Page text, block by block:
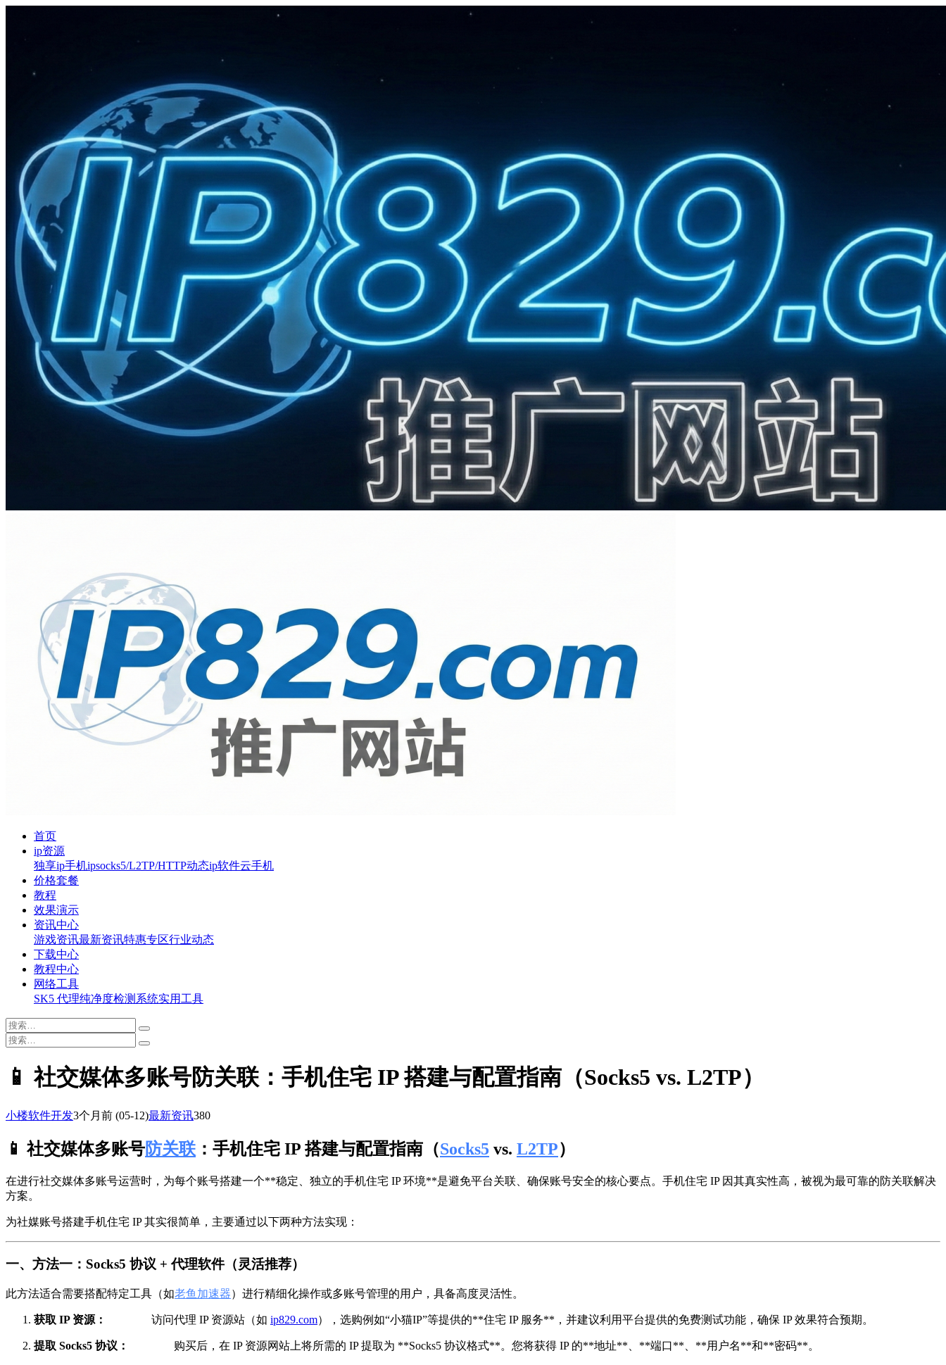
首页
ip资源
独享ip手机ipsocks5/L2TP/HTTP动态ip软件云手机
价格套餐
教程
效果演示
资讯中心
游戏资讯最新资讯特惠专区行业动态
下载中心
教程中心
网络工具
SK5 代理纯净度检测系统实用工具
📱 社交媒体多账号防关联：手机住宅 IP 搭建与配置指南（Socks5 vs. L2TP）
小楼软件开发3个月前 (05-12)最新资讯380
📱 社交媒体多账号防关联 ：手机住宅 IP 搭建与配置指南（Socks5 vs. L2TP）
在进行社交媒体多账号运营时，为每个账号搭建一个**稳定、独立的手机住宅 IP 环境**是避免平台关联、确保账号安全的核心要点。手机住宅 IP 因其真实性高，被视为最可靠的防关联解决
方案。
为社媒账号搭建手机住宅 IP 其实很简单，主要通过以下两种方法实现：
一、方法一：Socks5 协议 + 代理软件（灵活推荐）
此方法适合需要搭配特定工具（如老鱼加速器）进行精细化操作或多账号管理的用户，具备高度灵活性。
获取 IP 资源： 访问代理 IP 资源站（如 ip829.com），选购例如“小猫IP”等提供的**住宅 IP 服务**，并建议利用平台提供的免费测试功能，确保 IP 效果符合预期。
提取 Socks5 协议： 购买后，在 IP 资源网站上将所需的 IP 提取为 **Socks5 协议格式**。您将获得 IP 的**地址**、**端口**、**用户名**和**密码**。